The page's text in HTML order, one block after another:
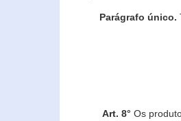
Parágrafo único.
Art. 8° Os